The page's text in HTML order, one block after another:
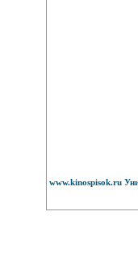
www.kinospisok.ru